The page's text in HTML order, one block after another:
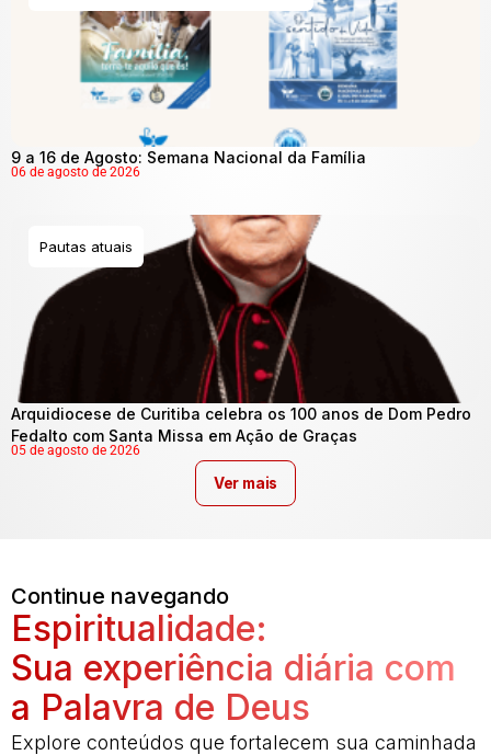
9 a 16 de Agosto: Semana Nacional da Família
06 de agosto de 2026
Pautas atuais
Arquidiocese de Curitiba celebra os 100 anos de Dom Pedro
Fedalto com Santa Missa em Ação de Graças
05 de agosto de 2026
Ver mais
Continue navegando
Espiritualidade:
Sua experiência diária com
a Palavra de Deus
Explore conteúdos que fortalecem sua caminhada